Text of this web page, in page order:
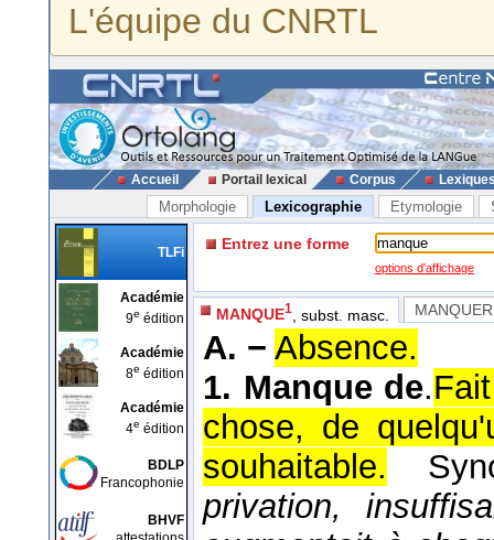
L'équipe du CNRTL
Accueil Portail lexical Corpus
Morphologie Lexicographie Etymologie
TLFi
Académie
9e édition
Académie
8e édition
Académie
4e édition
BDLP
Francophonie
BHVF
Entrez une forme
options d'affichage
MANQUE1 , subst. masc. MANQUER
A. − Absence.
1. Manque de.
chose, de
souhaitable.
privation,